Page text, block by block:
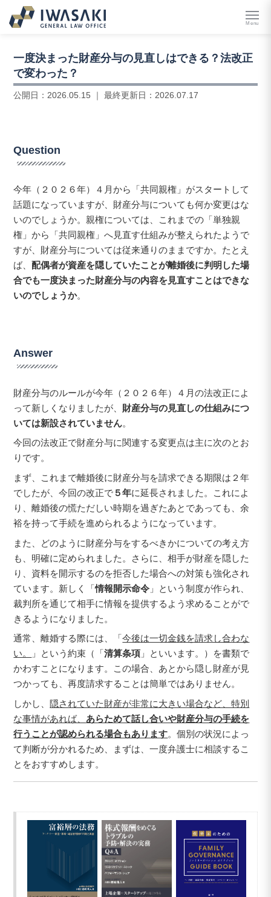
Menu
一度決まった財産分与の見直しはできる？法改正
で変わった？
公開日： 2026.05.15 ｜ 最終更新日： 2026.07.17
Question
今年（２０２６年）４月から「共同親権」がスタートして
話題になっていますが、財産分与についても何か変更はな
いのでしょうか。親権については、これまでの「単独親
権」から「共同親権」へ見直す仕組みが整えられたようで
すが、財産分与については従来通りのままですか。たとえ
ば、配偶者が資産を隠していたことが離婚後に判明した場
合でも一度決まった財産分与の内容を見直すことはできな
いのでしょうか。
Answer
財産分与のルールが今年（２０２６年）４月の法改正によ
って新しくなりましたが、 財産分与の見直しの仕組みにつ
いては新設されていません。
今回の法改正で財産分与に関連する変更点は主に次のとお
りです。
まず、これまで離婚後に財産分与を請求できる期限は２年
でしたが、今回の改正で５年に延長されました。これによ
り、離婚後の慌ただしい時期を過ぎたあとであっても、余
裕を持って手続を進められるようになっています。
また、どのように財産分与をするべきかについての考え方
も、明確に定められました。さらに、相手が財産を隠した
り、資料を開示するのを拒否した場合への対策も強化され
ています。新しく「情報開示命令 」という制度が作られ、
裁判所を通じて相手に情報を提供するよう求めることがで
きるようになりました。
通常、離婚する際には、「今後は一切金銭を請求し合わな
い。
」という約束（「清算条項 」といいます。）を書類で
かわすことになります。この場合、あとから隠し財産が見
つかっても、再度請求することは簡単ではありません。
しかし、 隠されていた財産が非常に大きい場合など、特別
な事情があれば、 あらためて話し合いや財産分与の手続を
行うことが認められる場合もあります。個別の状況によっ
て判断が分かれるため、まずは、一度弁護士に相談するこ
とをおすすめします。